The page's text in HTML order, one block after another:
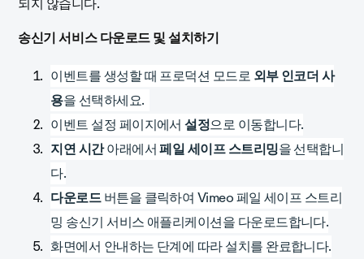
송신기 서비스 다운로드 및 설치하기
이벤트를 생성할 때 프로덕션 모드로외부 인코더 사
용을 선택하세요.
이벤트 설정 페이지에서설정으로 이동합니다.
지연 시간아래에서페일 세이프 스트리밍을 선택합니
다.
다운로드버튼을 클릭하여 Vimeo 페일 세이프 스트리
밍 송신기 서비스 애플리케이션을 다운로드합니다.
화면에서 안내하는 단계에 따라 설치를 완료합니다.